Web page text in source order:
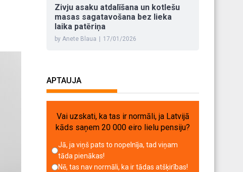
Zivju asaku atdalīšana un kotlešu
masas sagatavošana bez lieka
laika patēriņa
by Anete Blaua 17/01/2026
APTAUJA
Vai uzskati, ka tas ir normāli, ja Latvijā
kāds saņem 20 000 eiro lielu pensiju?
Jā, ja viņš pats to nopelnīja, tad viņam
tāda pienākas!
Nē, tas nav normāli, ka ir tādas atšķirības!